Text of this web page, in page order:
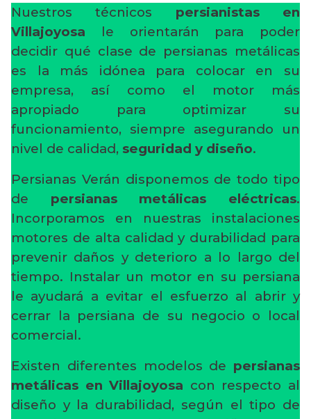
Nuestros técnicos persianistas en
Villajoyosa le orientarán para poder
decidir qué clase de persianas metálicas
es la más idónea para colocar en su
empresa, así como el motor más
apropiado para optimizar su
funcionamiento, siempre asegurando un
nivel de calidad, seguridad y diseño.
Persianas Verán disponemos de todo tipo
de persianas metálicas eléctricas.
Incorporamos en nuestras instalaciones
motores de alta calidad y durabilidad para
prevenir daños y deterioro a lo largo del
tiempo. Instalar un motor en su persiana
le ayudará a evitar el esfuerzo al abrir y
cerrar la persiana de su negocio o local
comercial.
Existen diferentes modelos de persianas
metálicas en Villajoyosa con respecto al
diseño y la durabilidad, según el tipo de